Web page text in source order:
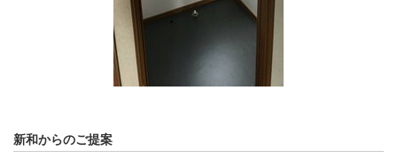
新和からのご提案